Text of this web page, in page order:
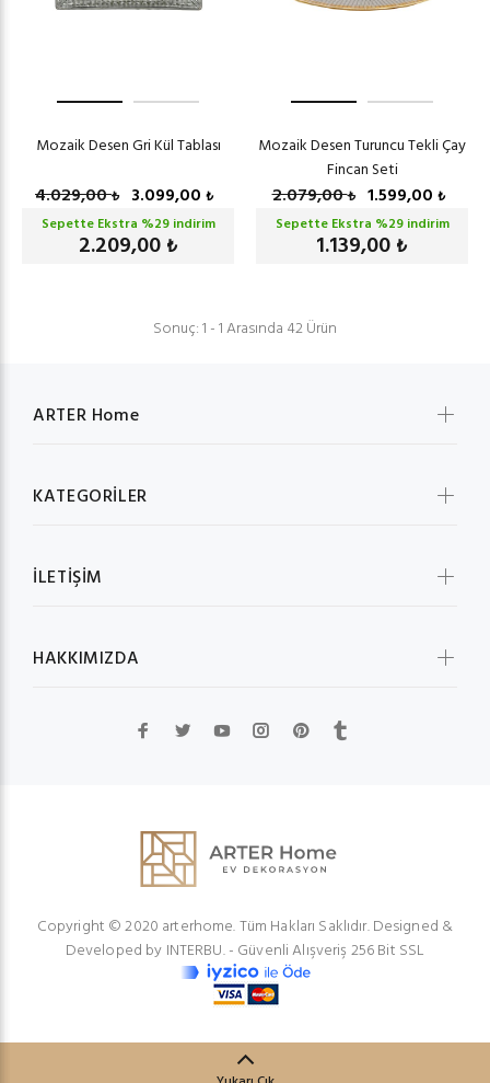
Mozaik Desen Gri Kül Tablası
4.029,00₺ 3.099,00 ₺
Sepette Ekstra %29indirim
2.209,00 ₺
Mozaik Desen Turuncu Tekli Çay
Fincan Seti
2.079,00₺ 1.599,00 ₺
Sepette Ekstra %29indirim
1.139,00 ₺
Sonuç: 1 - 1 Arasında 42 Ürün
ARTER Home
KATEGORİLER
İLETİŞİM
HAKKIMIZDA
Copyright © 2020 arterhome. Tüm Hakları Saklıdır. Designed &
Developed by INTERBU.- Güvenli Alışveriş 256 Bit SSL